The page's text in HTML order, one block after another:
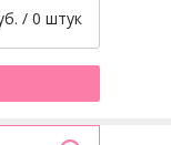
/ 0 штук